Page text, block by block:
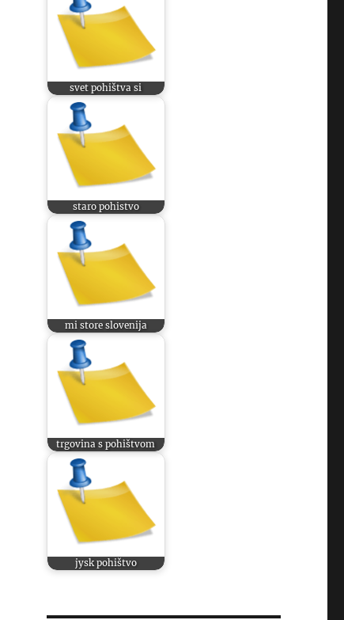
svet pohištva si
staro pohistvo
mi store slovenija
trgovina s pohištvom
jysk pohištvo